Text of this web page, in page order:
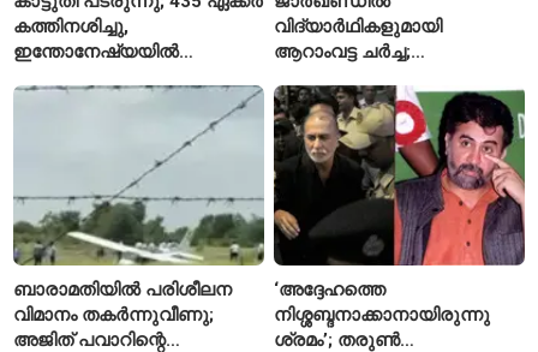
കത്തിനശിച്ചു,
ഇന്തോനേഷ്യയിൽ
വിദ്യാർഥികളുമായി
ആറാംവട്ട ചർച്ച;
ദിവസത്തിലേക്ക്
ബാരാമതിയിൽ പരിശീലന
വിമാനം തകർന്നുവീണു;
അജിത് പവാറിന്റെ
‘അദ്ദേഹത്തെ
നിശ്ശബ്ദനാക്കാനായിരുന്നു
ശ്രമം’; തരുണ്‍